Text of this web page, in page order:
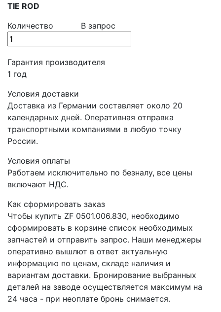
TIE ROD
Количество
В запрос
Гарантия производителя
1 год
Условия доставки
Доставка из Германии составляет около 20
календарных дней. Оперативная отправка
транспортными компаниями в любую точку
России.
Условия оплаты
Работаем исключительно по безналу, все цены
включают НДС.
Как сформировать заказ
Чтобы купить ZF 0501.006.830, необходимо
сформировать в корзине список необходимых
запчастей и отправить запрос. Наши менеджеры
оперативно вышлют в ответ актуальную
информацию по ценам, складе наличия и
вариантам доставки. Бронирование выбранных
деталей на заводе осуществляется максимум на
24 часа - при неоплате бронь снимается.